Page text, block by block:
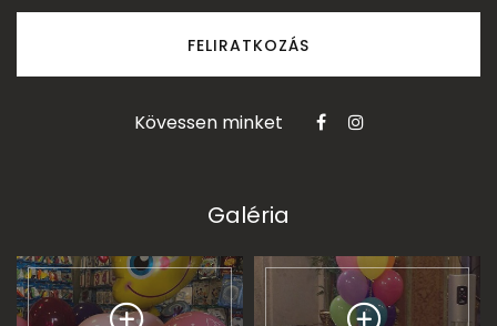
FELIRATKOZÁS
Kövessen minket
Galéria